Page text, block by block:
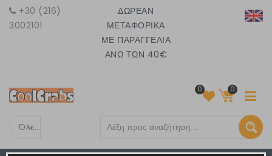
+30 (216)
3002101
ΔΩΡΕΑΝ
ΜΕΤΑΦΟΡΙΚΑ
ΜΕ ΠΑΡΑΓΓΕΛΙΑ
ΑΝΩ ΤΩΝ 40€
Όλες τις κατηγορίες
0 0